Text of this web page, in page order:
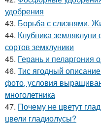
удобрения
43. Борьба с слизнями.
44. Клубника
сортов земклуники
45. Герань и пеларгония
46. Тис ягодный
фото, условия
многолетника
47. Почему не цветут
цвели гладиолусы?